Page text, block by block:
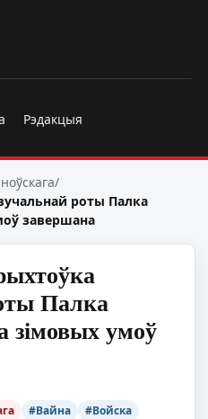
Рэдакцыя
/
роты Палка
завершана
Палка
зімовых умоў
#Вайна #Войска